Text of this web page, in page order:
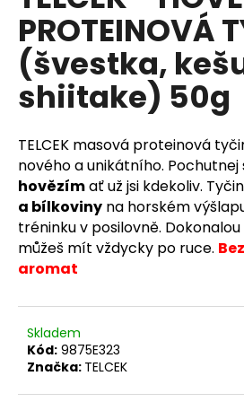
0,0
5
hvězdiček.
PROTEINOVÁ
(švestka,
shiitake) 50g
TELCEK masová proteinová
nového a unikátního. Pochutnej
hovězímať už jsi kdekoliv.
a bílkoviny na horském
tréninku v posilovně.
můžeš mít vždycky po ruce.
aromat
Skladem
Kód: 9875E323
Značka: TELCEK
a
j
í
t
?
HLEDAT
o
p
o